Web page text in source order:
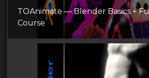
TOAnimate — Blender Basics +
Course